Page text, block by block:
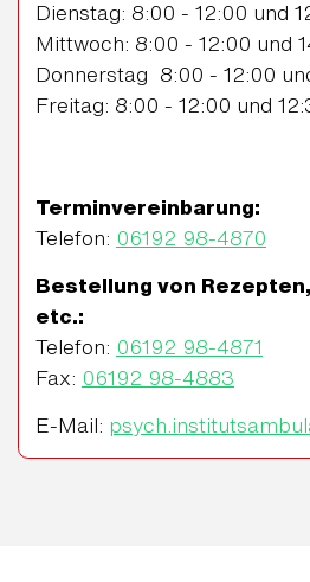
Dienstag: 8:00 - 12:00 und
Mittwoch: 8:00 - 12:00 und
Donnerstag 8:00 - 12:00
Freitag: 8:00 - 12:00 und
Terminvereinbarung:
Telefon: 06192 98-4870
Bestellung von
etc.:
Telefon: 06192 98-4871
Fax: 06192 98-4883
E-Mail: